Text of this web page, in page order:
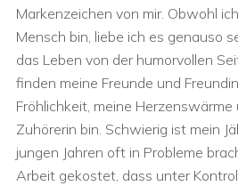
Markenzeichen von mir. Obwohl
Mensch bin, liebe ich es genauso
das Leben von der humorvollen
finden meine Freunde und
Fröhlichkeit, meine
Zuhörerin bin. Schwierig ist mein
jungen Jahren oft in Probleme
Arbeit gekostet, dass unter